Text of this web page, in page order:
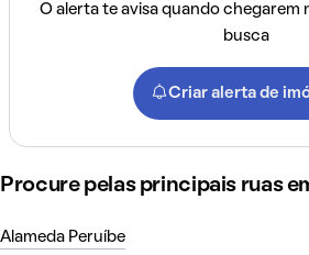
O alerta te avisa quando chegarem
busca
Criar alerta de
Procure pelas principais ruas
Alameda Peruíbe